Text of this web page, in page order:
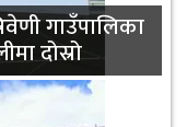
गाउँपालिका
दोस्रो